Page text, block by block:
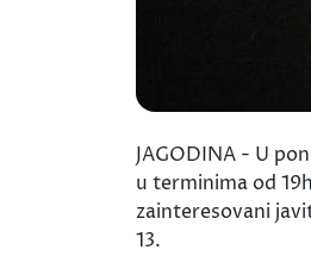
JAGODINA - U
u terminima od
zainteresovani
13.